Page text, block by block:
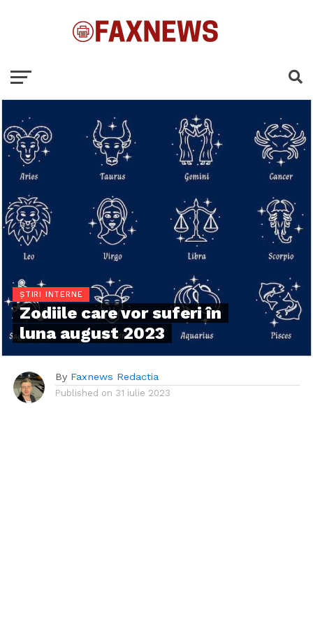
ȘTIRI INTERNE
Zodiile care vor suferi în
luna august 2023
By Faxnews Redactia
Published on 31 iulie 2023